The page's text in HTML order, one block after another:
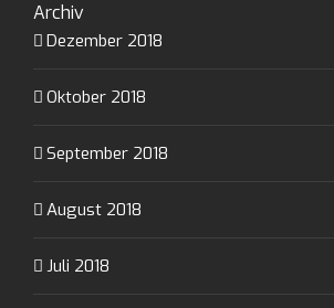
Archiv
Dezember 2018
Oktober 2018
September 2018
August 2018
Juli 2018